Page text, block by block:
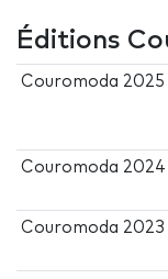
Éditions
Couromoda 2025
Couromoda 2024
Couromoda 2023